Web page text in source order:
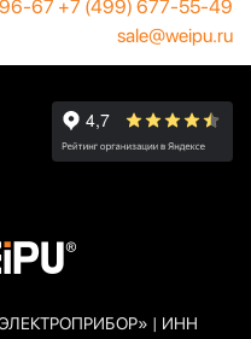
67 +7 (499) 677-55-49
sale@weipu.ru
| ИНН